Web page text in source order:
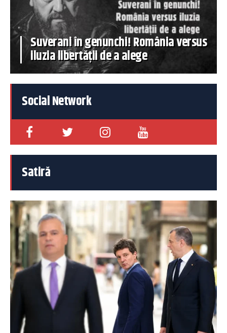
Suverani în genunchi! România versus
iluzia libertății de a alege
Social Network
Satiră